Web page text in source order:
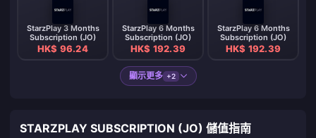
StarzPlay 3 Months
Subscription (JO)
HK$ 96.24
StarzPlay 6 Months
Subscription (JO)
HK$ 192.39
StarzPlay 6 Months
Subscription (JO)
HK$ 192.39
顯示更多 +2
STARZPLAY SUBSCRIPTION (JO) 儲值指南